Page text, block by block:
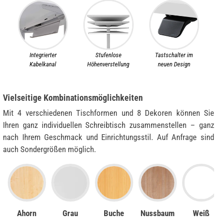
Integrierter
Kabelkanal
Stufenlose
Höhenverstellung
Tastschalter im
neuen Design
Vielseitige Kombinationsmöglichkeiten
Mit 4 verschiedenen Tischformen und 8 Dekoren können Sie
Ihren ganz individuellen Schreibtisch zusammenstellen – ganz
nach Ihrem Geschmack und Einrichtungsstil. Auf Anfrage sind
auch Sondergrößen möglich.
Ahorn Grau Buche Nussbaum Weiß